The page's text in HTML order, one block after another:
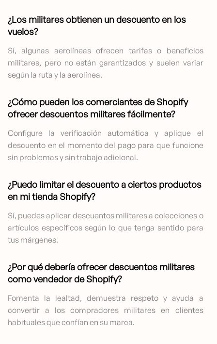
¿Los militares obtienen un descuento en los
vuelos?
Sí, algunas aerolíneas ofrecen tarifas o beneficios
militares, pero no están garantizados y suelen variar
según la ruta y la aerolínea.
¿Cómo pueden los comerciantes de Shopify
ofrecer descuentos militares fácilmente?
Configure la verificación automática y aplique el
descuento en el momento del pago para que funcione
sin problemas y sin trabajo adicional.
¿Puedo limitar el descuento a ciertos productos
en mi tienda Shopify?
Sí, puedes aplicar descuentos militares a colecciones o
artículos específicos según lo que tenga sentido para
tus márgenes.
¿Por qué debería ofrecer descuentos militares
como vendedor de Shopify?
Fomenta la lealtad, demuestra respeto y ayuda a
convertir a los compradores militares en clientes
habituales que confían en su marca.